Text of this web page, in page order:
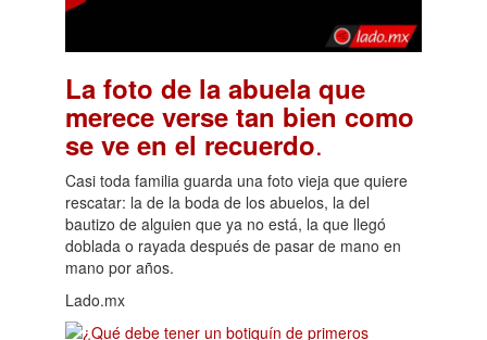
La foto de la abuela que
merece verse tan bien como
se ve en el recuerdo.
Casi toda familia guarda una foto vieja que quiere
rescatar: la de la boda de los abuelos, la del
bautizo de alguien que ya no está, la que llegó
doblada o rayada después de pasar de mano en
mano por años.
Lado.mx